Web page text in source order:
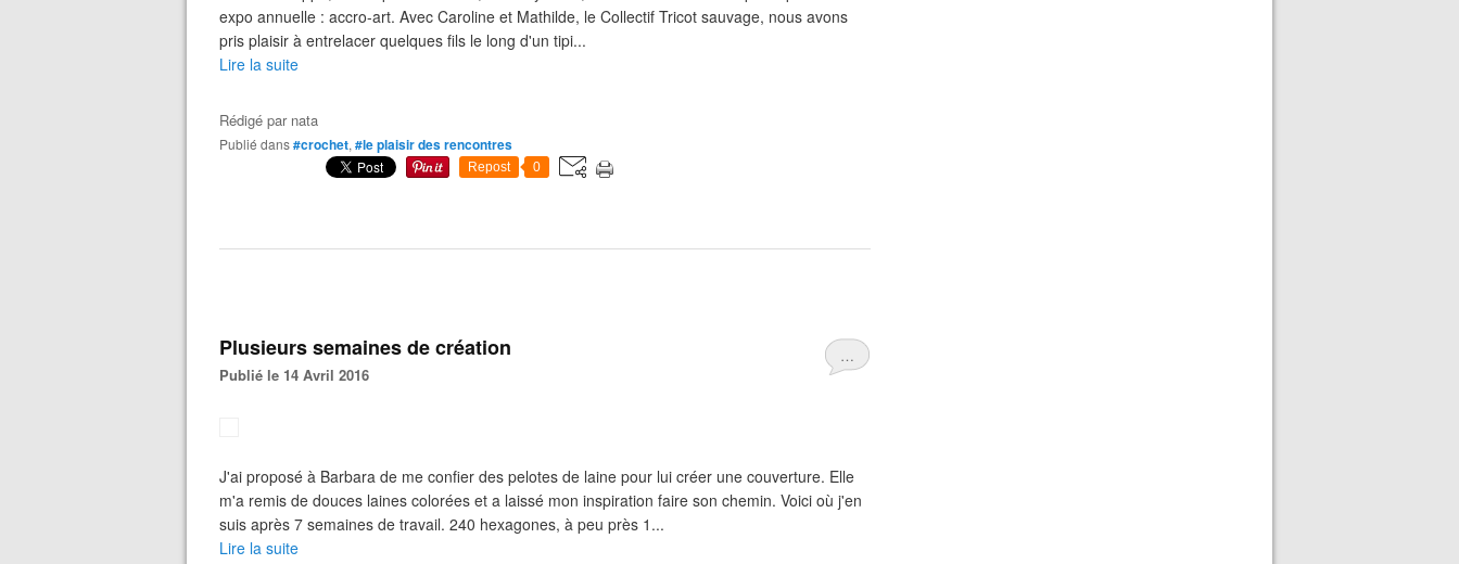
expo annuelle : accro-art. Avec Caroline et Mathilde, le Collectif Tricot sauvage, nous avons
pris plaisir à entrelacer quelques fils le long d'un tipi...
Lire la suite
Rédigé par nata
Publié dans#crochet, #le plaisir des rencontres
Repost 0
…
Plusieurs semaines de création
Publié le 14 Avril 2016
J'ai proposé à Barbara de me confier des pelotes de laine pour lui créer une couverture. Elle
m'a remis de douces laines colorées et a laissé mon inspiration faire son chemin. Voici où j'en
suis après 7 semaines de travail. 240 hexagones, à peu près 1...
Lire la suite